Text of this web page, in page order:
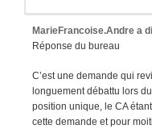
MarieFrancoise.Andre a
Réponse du bureau
C’est une demande qui
longuement débattu lors
position unique, le CA
cette demande et pour